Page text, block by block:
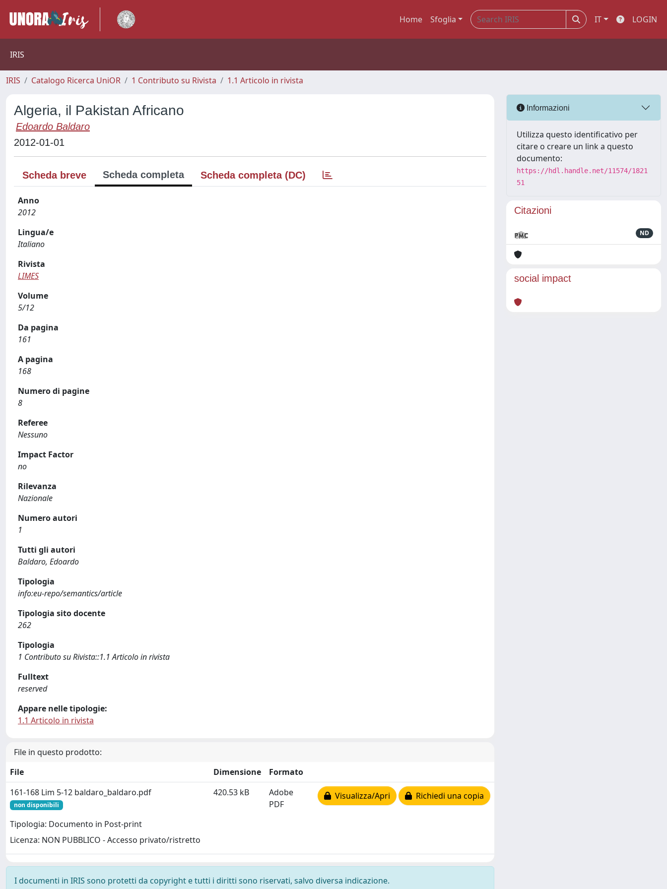
Home Sfoglia IT LOGIN
IRIS
IRIS Catalogo Ricerca UniOR 1 Contributo su Rivista 1.1 Articolo in rivista
Algeria, il Pakistan Africano
Edoardo Baldaro
2012-01-01
Scheda breve Scheda completa Scheda completa (DC)
Anno
2012
Lingua/e
Italiano
Rivista
LIMES
Volume
5/12
Da pagina
161
A pagina
168
Numero di pagine
8
Referee
Nessuno
Impact Factor
no
Rilevanza
Nazionale
Numero autori
1
Tutti gli autori
Baldaro, Edoardo
Tipologia
info:eu-repo/semantics/article
Tipologia sito docente
262
Tipologia
1 Contributo su Rivista::1.1 Articolo in rivista
Fulltext
reserved
Appare nelle tipologie:
1.1 Articolo in rivista
File in questo prodotto:
File
Dimensione
Formato
161-168 Lim 5-12 baldaro_baldaro.pdf
non disponibili
Tipologia: Documento in Post-print
Licenza: NON PUBBLICO - Accesso privato/ristretto
420.53 kB
Adobe
PDF
Visualizza/Apri Richiedi una copia
I documenti in IRIS sono protetti da copyright e tutti i diritti sono riservati, salvo diversa indicazione.
Informazioni
Utilizza questo identificativo per
citare o creare un link a questo
documento:
https://hdl.handle.net/11574/1821
51
Citazioni
ND
social impact